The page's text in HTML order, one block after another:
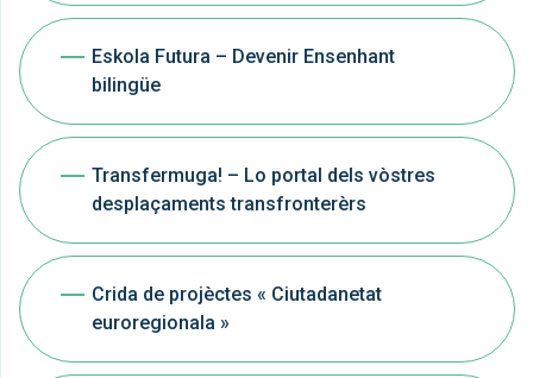
Eskola Futura – Devenir Ensenhant
bilingüe
Transfermuga! – Lo portal dels vòstres
desplaçaments transfronterèrs
Crida de projèctes « Ciutadanetat
euroregionala »